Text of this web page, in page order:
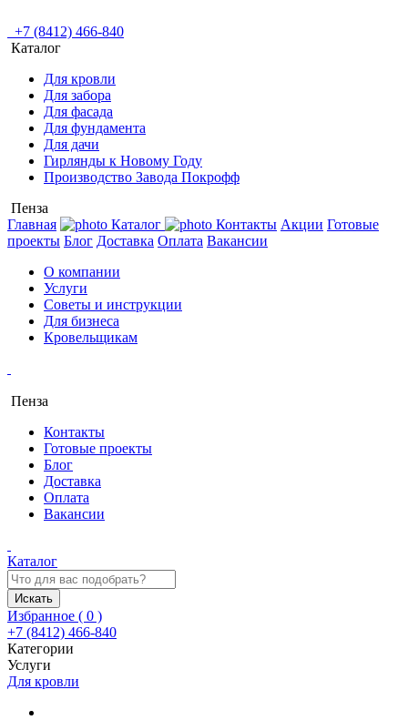
+7 (8412) 466-840
Каталог
Для кровли
Для забора
Для фасада
Для фундамента
Для дачи
Гирлянды к Новому Году
Производство Завода Покрофф
Пенза
Главная
Каталог Контакты Акции Готовые
проекты Блог Доставка Оплата Вакансии
О компании
Услуги
Советы и инструкции
Для бизнеса
Кровельщикам
Пенза
Контакты
Готовые проекты
Блог
Доставка
Оплата
Вакансии
Каталог
Искать
Избранное ( 0 )
+7 (8412) 466-840
Категории
Услуги
Для кровли